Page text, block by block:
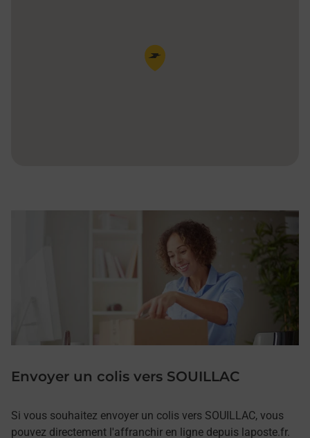
Pin de la carte
Envoyer un colis vers SOUILLAC
Si vous souhaitez envoyer un colis vers SOUILLAC, vous
pouvez directement l'affranchir en ligne depuis laposte.fr.